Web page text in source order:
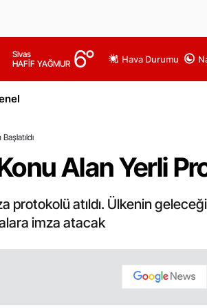
Sivas
HAFİF YAĞMUR 6° Hava Durumu
Alan Yerli
atıldı. Ülkenin
imza atacak